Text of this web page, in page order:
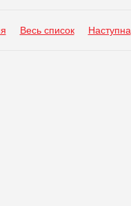
Весь список Наступна